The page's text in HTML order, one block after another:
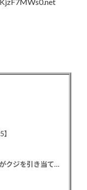
カープドラ1平川蓮！187cmのスイッチヒッター！立石正広を外し2度目の重複も新井監督がクジを引き当てる！【ドラフト会議2025】